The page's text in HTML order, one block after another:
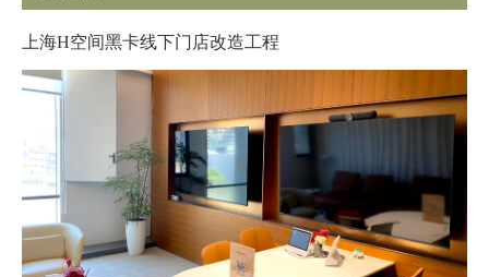
上海H空间黑卡线下门店改造工程